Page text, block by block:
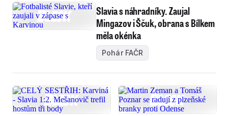
Slavia s náhradníky. Zaujal
Mingazov i Ščuk, obrana s Bílkem
měla okénka
Pohár FAČR